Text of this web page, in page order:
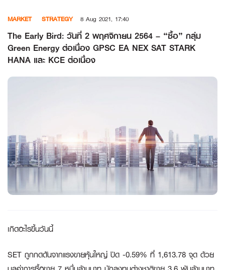
content
MARKET STRATEGY 8 Aug 2021, 17:40
The Early Bird: วันที่ 2 พฤศจิกายน 2564 – “ซื้อ” กลุ่ม
Green Energy ต่อเนื่อง GPSC EA NEX SAT STARK
HANA และ KCE ต่อเนื่อง
เกิดอะไรขึ้นวันนี้
SET ถูกกดดันจากแรงขายหุ้นใหญ่ ปิด -0.59% ที่ 1,613.78 จุด ด้วย